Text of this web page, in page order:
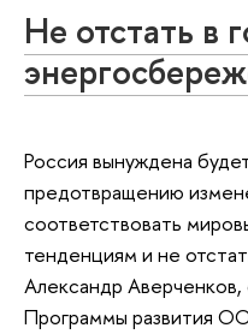
Не отстать в
Россия вынуждена
предотвращению
соответствовать
тенденциям и не
Александр
Программы развития